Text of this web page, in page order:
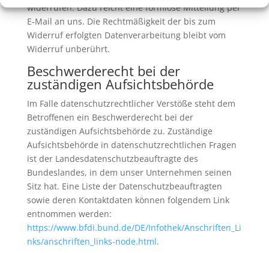
widerrufen. Dazu reicht eine formlose Mitteilung per
E-Mail an uns. Die Rechtmäßigkeit der bis zum
Widerruf erfolgten Datenverarbeitung bleibt vom
Widerruf unberührt.
Beschwerderecht bei der
zuständigen Aufsichtsbehörde
Im Falle datenschutzrechtlicher Verstöße steht dem
Betroffenen ein Beschwerderecht bei der
zuständigen Aufsichtsbehörde zu. Zuständige
Aufsichtsbehörde in datenschutzrechtlichen Fragen
ist der Landesdatenschutzbeauftragte des
Bundeslandes, in dem unser Unternehmen seinen
Sitz hat. Eine Liste der Datenschutzbeauftragten
sowie deren Kontaktdaten können folgendem Link
entnommen werden:
https://www.bfdi.bund.de/DE/Infothek/Anschriften_Li
nks/anschriften_links-node.html.